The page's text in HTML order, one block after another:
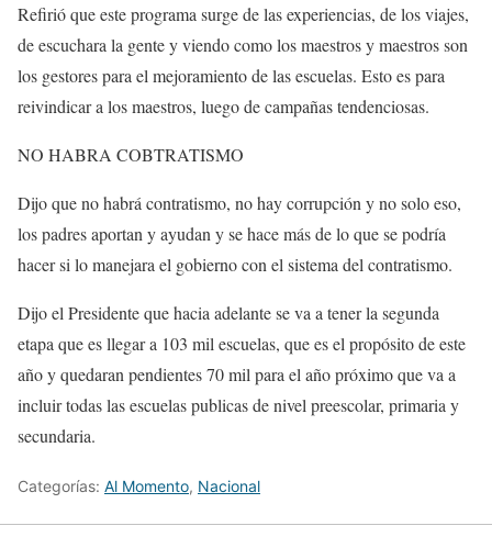
Refirió que este programa surge de las experiencias, de los viajes,
de escuchara la gente y viendo como los maestros y maestros son
los gestores para el mejoramiento de las escuelas. Esto es para
reivindicar a los maestros, luego de campañas tendenciosas.
NO HABRA COBTRATISMO
Dijo que no habrá contratismo, no hay corrupción y no solo eso,
los padres aportan y ayudan y se hace más de lo que se podría
hacer si lo manejara el gobierno con el sistema del contratismo.
Dijo el Presidente que hacia adelante se va a tener la segunda
etapa que es llegar a 103 mil escuelas, que es el propósito de este
año y quedaran pendientes 70 mil para el año próximo que va a
incluir todas las escuelas publicas de nivel preescolar, primaria y
secundaria.
Categorías: Al Momento, Nacional